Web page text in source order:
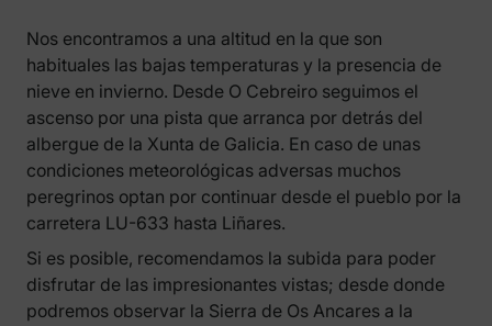
Nos encontramos a una altitud en la que son
habituales las bajas temperaturas y la presencia de
nieve en invierno. Desde O Cebreiro seguimos el
ascenso por una pista que arranca por detrás del
albergue de la Xunta de Galicia. En caso de unas
condiciones meteorológicas adversas muchos
peregrinos optan por continuar desde el pueblo por la
carretera LU-633 hasta Liñares.
Si es posible, recomendamos la subida para poder
disfrutar de las impresionantes vistas; desde donde
podremos observar la Sierra de Os Ancares a la